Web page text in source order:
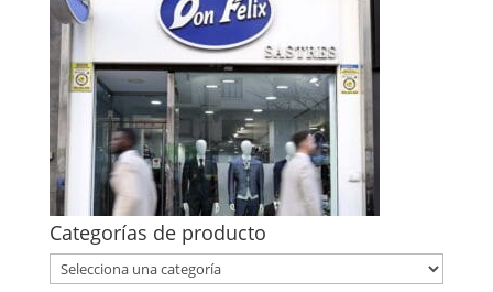
Categorías de producto